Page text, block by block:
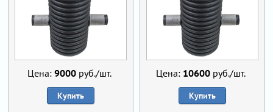
Цена: 9000руб./шт.
Купить
Цена: 10600 руб./шт.
Купить